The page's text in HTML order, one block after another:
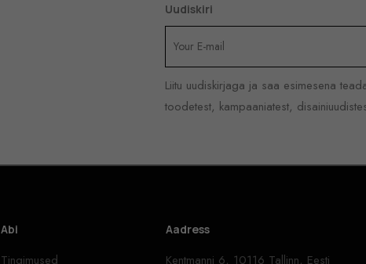
Uudiskiri
Liitu uudiskirjaga ja saa esimesena
toodetest, kampaaniatest,
Abi
Tingimused
Aadress
Kentmanni 6, 10116 Tallinn, Eesti